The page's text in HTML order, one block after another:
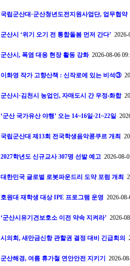
국립군산대·군산청년도전지원사업단, 업무협약
군산시 ‘위기 오기 전 통합돌봄 먼저 간다’ 2026-
군산시, 폭염 대응 현장 활동 강화2026-08-06
이화영 작가 고향산책 : 신작로에 있는 비석③
군산시·김천시 농업인, 자매도시 간 우정‧화합
‘군산 국가유산 야행’ 오는 14~16일·21~22일
국립군산대 제13회 전국학생음악콩쿠르 개최
2027학년도 신규교사 307명 선발 예고 2026-08-
대한민국 글로벌 로봇파운드리 도약 포럼 개최
호원대 재학생 대상 IPE 프로그램 운영 2026-
‘군산시유기견보호소 이전 약속 지켜라’ 2026-
시의회, 새만금신항 관할권 결정 대비 긴급회의
군산해경, 여름 휴가철 연안안전 지키기 2026-